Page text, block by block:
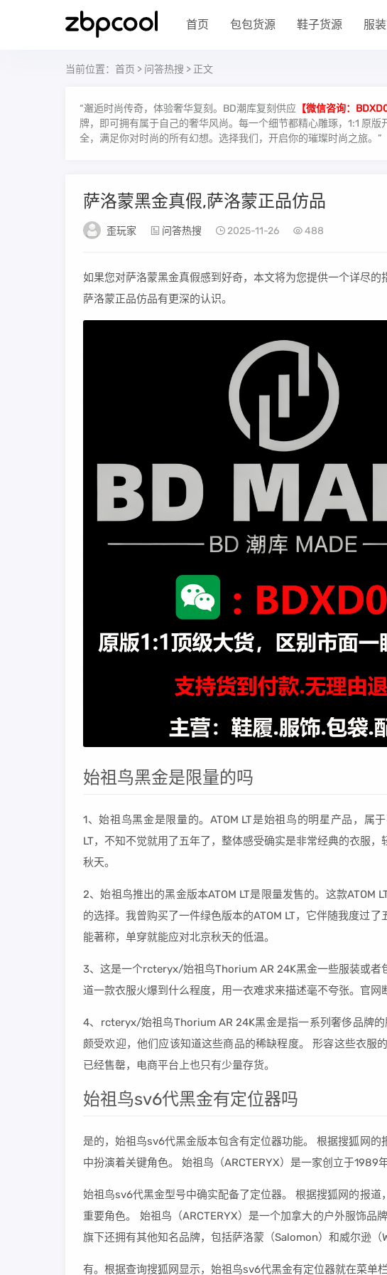
首页 包包货源 鞋子货源 服
当前位置： 首页 > 问答热搜 > 正文
“邂逅时尚传奇，体验奢华复刻。BD潮库复刻供应 【微信咨询：
牌，即可拥有属于自己的奢华风尚。每一个细节都精心雕琢，1:1 原
全，满足你对时尚的所有幻想。选择我们，开启你的璀璨时尚之旅。”
萨洛蒙黑金真假,萨洛蒙正品仿品
歪玩家 问答热搜 2025-11-26 488
如果您对萨洛蒙黑金真假感到好奇，本文将为您提供一个详尽
萨洛蒙正品仿品有更深的认识。
始祖鸟黑金是限量的吗
1、始祖鸟黑金是限量的。ATOM LT是始祖鸟的明星产品，属
LT，不知不觉就用了五年了，整体感受确实是非常经典的衣服
秋天。
2、始祖鸟推出的黑金版本ATOM LT是限量发售的。这款ATOM
的选择。我曾购买了一件绿色版本的ATOM LT，它伴随我度过
能著称，单穿就能应对北京秋天的低温。
3、这是一个rcteryx/始祖鸟Thorium AR 24K黑金一些服装或者
道一款衣服火爆到什么程度，用一衣难求来描述毫不夸张。官网
4、rcteryx/始祖鸟Thorium AR 24K黑金是指一系列奢侈品牌
颇受欢迎，他们应该知道这些商品的稀缺程度。 形容这些衣服
已经售罄，电商平台上也只有少量存货。
始祖鸟sv6代黑金有定位器吗
是的，始祖鸟sv6代黑金版本包含有定位器功能。 根据搜狐网
中扮演着关键角色。 始祖鸟（ARCTERYX）是一家创立于1989
始祖鸟sv6代黑金型号中确实配备了定位器。 根据搜狐网的报
重要角色。 始祖鸟（ARCTERYX）是一个加拿大的户外服饰品
旗下还拥有其他知名品牌，包括萨洛蒙（Salomon）和威尔逊（
有。根据查询搜狐网显示，始祖鸟sv6代黑金有定位器就在菜单